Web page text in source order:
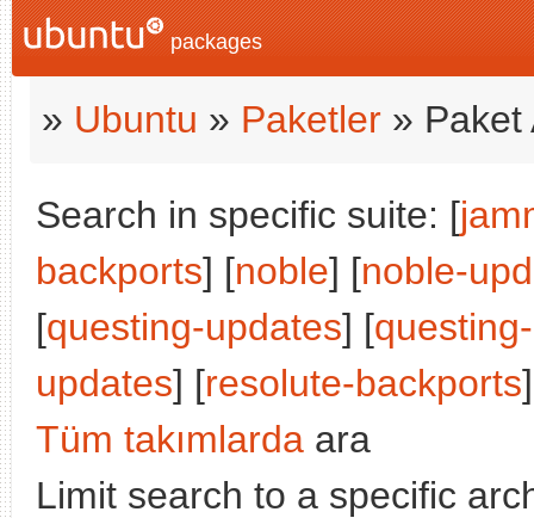
packages
» Ubuntu » Paketler » Paket
Search in specific suite: [
backports] [noble] [noble-
[questing-updates] [
updates] [resolute-backports
Tüm takımlarda ara
Limit search to a specific